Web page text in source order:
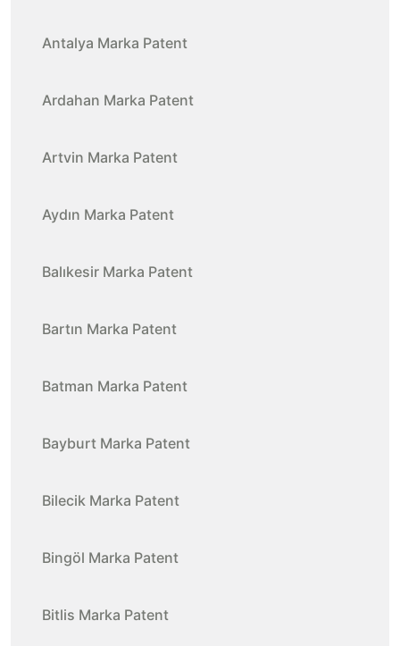
Antalya Marka Patent
Ardahan Marka Patent
Artvin Marka Patent
Aydın Marka Patent
Balıkesir Marka Patent
Bartın Marka Patent
Batman Marka Patent
Bayburt Marka Patent
Bilecik Marka Patent
Bingöl Marka Patent
Bitlis Marka Patent